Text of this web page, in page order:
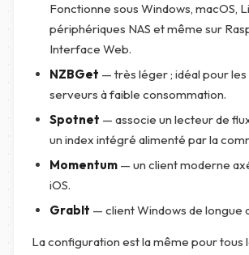
Fonctionne sous Windows, macOS,
périphériques NAS et même sur
Interface Web.
NZBGet — très léger ; idéal pour les
serveurs à faible consommation.
Spotnet — associe un lecteur de
un index intégré alimenté par la
Momentum — un client moderne
iOS.
GrabIt — client Windows de longue
La configuration est la même pour tous